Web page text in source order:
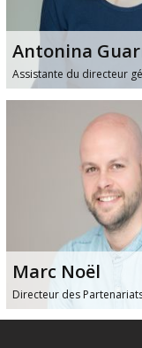
Antonina+32 (0) 2
Marc Noël
Directeur des
Directeur